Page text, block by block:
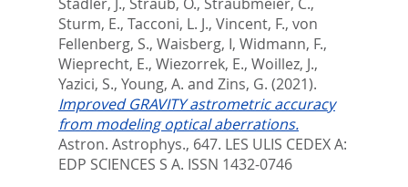
Sturm, E., Tacconi, L. J., Vincent, F., von
Fellenberg, S., Waisberg, I, Widmann, F.,
Wieprecht, E., Wiezorrek, E., Woillez, J.,
Yazici, S., Young, A. and Zins, G. (2021).
Improved GRAVITY astrometric accuracy
from modeling optical aberrations.
Astron. Astrophys., 647. LES ULIS CEDEX A:
EDP SCIENCES S A. ISSN 1432-0746